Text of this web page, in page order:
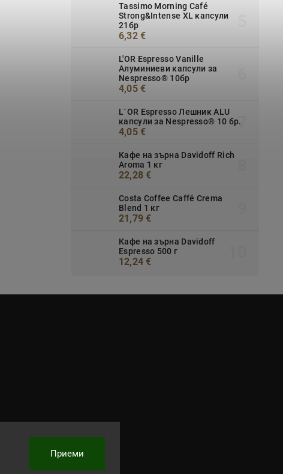
Приеми
Tassimo Morning Café
Strong&Intense XL капсули
21бр
6,32 €
L'OR Espresso Vanille
Алуминиеви капсули за
Nespresso® 10бр
4,05 €
L´OR Espresso Лешник ALU
капсули за Nespresso® 10 бр.
4,05 €
Кафе на зърна Davidoff Rich
Aroma 1 кг
22,28 €
Costa Coffee Caffé Crema
Blend 1 кг
21,79 €
Кафе на зърна Davidoff
Espresso 500 г
12,24 €